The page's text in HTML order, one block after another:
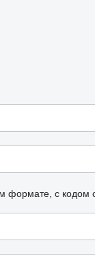
формате, с кодом